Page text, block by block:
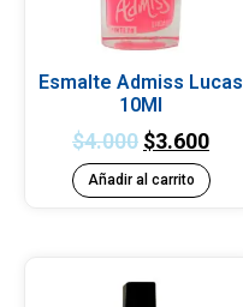
Esmalte Admiss Lucas
10Ml
$4.000 $3.600
Añadir al carrito